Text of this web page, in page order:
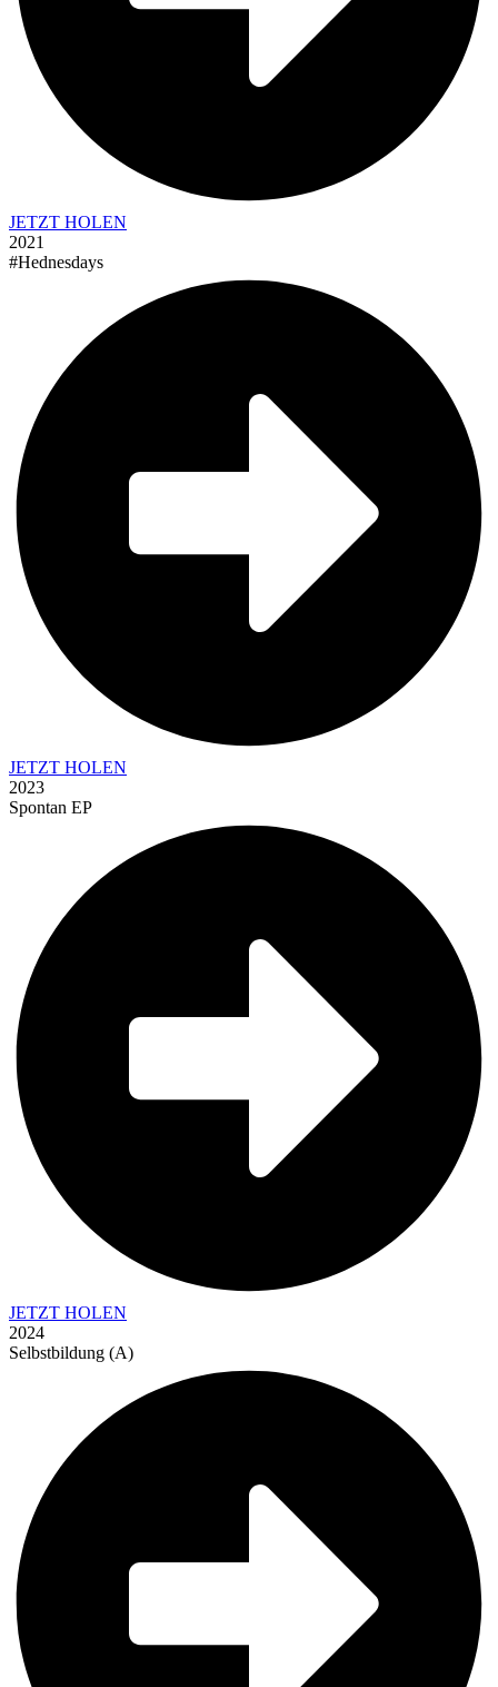
JETZT HOLEN
2021
#Hednesdays
JETZT HOLEN
2023
Spontan EP
JETZT HOLEN
2024
Selbstbildung (A)